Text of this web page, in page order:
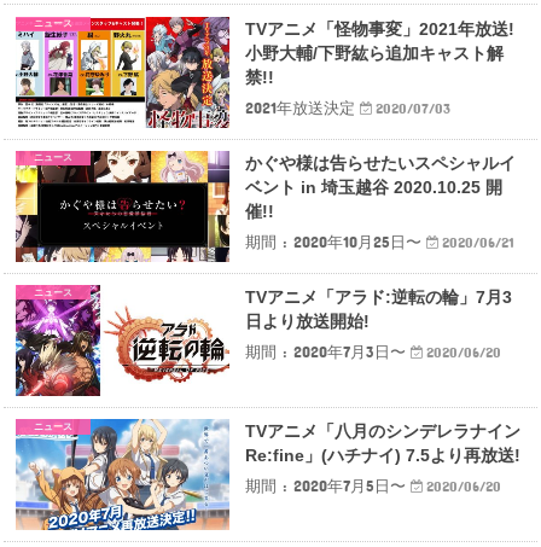
ニュース
TVアニメ「怪物事変」2021年放送!
小野大輔/下野紘ら追加キャスト解
禁!!
2021年放送決定
2020/07/03
ニュース
かぐや様は告らせたいスペシャルイ
ベント in 埼玉越谷 2020.10.25 開
催!!
期間 : 2020年10月25日〜
2020/06/21
ニュース
TVアニメ「アラド:逆転の輪」7月3
日より放送開始!
期間 : 2020年7月3日〜
2020/06/20
ニュース
TVアニメ「八月のシンデレラナイン
Re:fine」(ハチナイ) 7.5より再放送!
期間 : 2020年7月5日〜
2020/06/20